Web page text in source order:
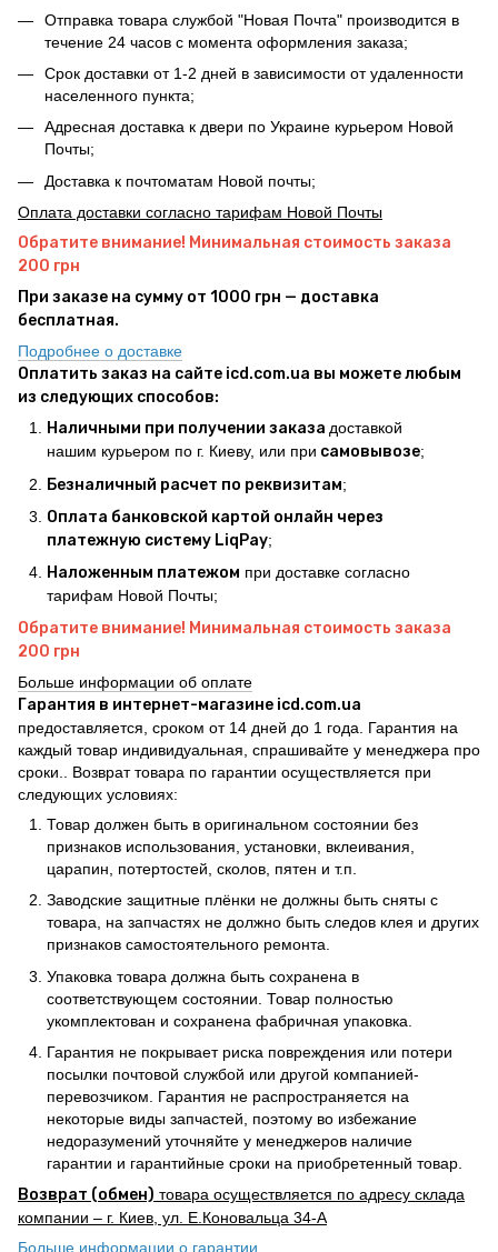
Отправка товара службой "Новая Почта" производится в
течение 24 часов с момента оформления заказа;
Срок доставки от 1-2 дней в зависимости от удаленности
населенного пункта;
Адресная доставка к двери по Украине курьером Новой
Почты;
Доставка к почтоматам Новой почты;
Оплата доставки согласно тарифам Новой Почты
Обратите внимание! Минимальная стоимость заказа
200 грн
При заказе на сумму от 1000 грн — доставка
бесплатная.
Подробнее о доставке
Оплатить заказ на сайте icd.com.ua вы можете любым
из следующих способов:
Наличными при получении заказа доставкой
нашим курьером по г. Киеву, или при самовывозе;
Безналичный расчет по реквизитам;
Оплата банковской картой онлайн через
платежную систему LiqPay;
Наложенным платежом при доставке согласно
тарифам Новой Почты;
Обратите внимание! Минимальная стоимость заказа
200 грн
Больше информации об оплате
Гарантия в интернет-магазине icd.com.ua
предоставляется, сроком от 14 дней до 1 года. Гарантия на
каждый товар индивидуальная, спрашивайте у менеджера про
сроки.. Возврат товара по гарантии осуществляется при
следующих условиях:
Товар должен быть в оригинальном состоянии без
признаков использования, установки, вклеивания,
царапин, потертостей, сколов, пятен и т.п.
Заводские защитные плёнки не должны быть сняты с
товара, на запчастях не должно быть следов клея и других
признаков самостоятельного ремонта.
Упаковка товара должна быть сохранена в
соответствующем состоянии. Товар полностью
укомплектован и сохранена фабричная упаковка.
Гарантия не покрывает риска повреждения или потери
посылки почтовой службой или другой компанией-
перевозчиком. Гарантия не распространяется на
некоторые виды запчастей, поэтому во избежание
недоразумений уточняйте у менеджеров наличие
гарантии и гарантийные сроки на приобретенный товар.
Возврат (обмен) товара осуществляется по адресу склада
компании – г. Киев, ул. Е.Коновальца 34-А
Больше информации о гарантии